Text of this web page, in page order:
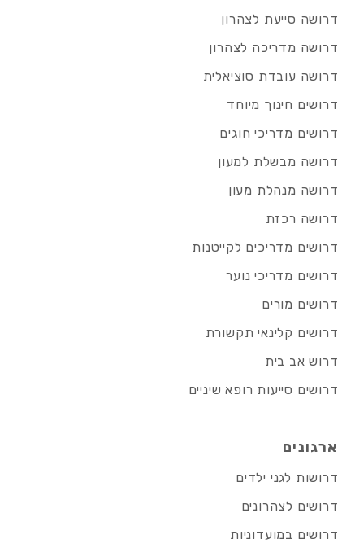
דרושה סייעת לצהרון
דרושה מדריכה לצהרון
דרושה עובדת סוציאלית
דרושים חינוך מיוחד
דרושים מדריכי חוגים
דרושה מבשלת למעון
דרושה מנהלת מעון
דרושה רכזת
דרושים מדריכים לקייטנות
דרושים מדריכי נוער
דרושים מורים
דרושים קלינאי תקשורת
דרוש אב בית
דרושים סייעות רופא שיניים
ארגונים
דרושות לגני ילדים
דרושים לצהרונים
דרושים במועדוניות